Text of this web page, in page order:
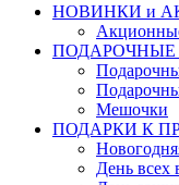
НОВИНКИ и
Мешочки
ПОДАРКИ К
День всех